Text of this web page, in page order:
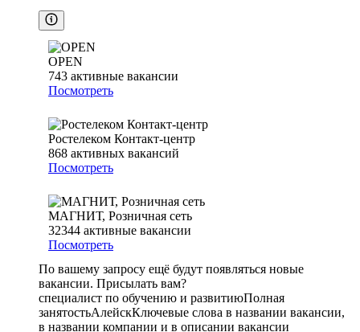
OPEN
743 активные вакансии
Посмотреть
Ростелеком Контакт-центр
868 активных вакансий
Посмотреть
МАГНИТ, Розничная сеть
32344 активные вакансии
Посмотреть
По вашему запросу ещё будут появляться новые
вакансии. Присылать вам?
специалист по обучению и развитиюПолная
занятостьАлейскКлючевые слова в названии вакансии,
в названии компании и в описании вакансии